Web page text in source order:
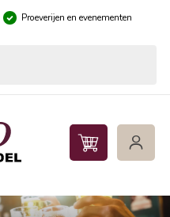
Proeverijen en evenementen